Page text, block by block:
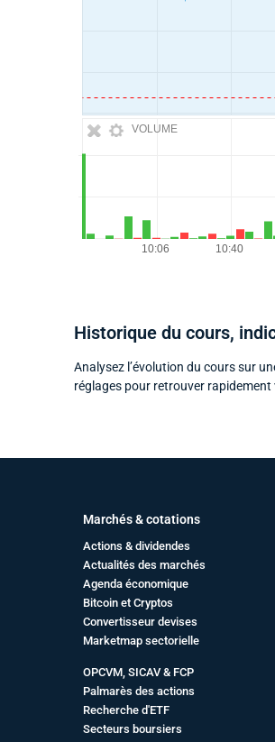
VOLUME
Historique du cours,
Analysez l’évolution du cours sur
réglages pour retrouver
Marchés & cotations
Actions & dividendes
Actualités des marchés
Agenda économique
Bitcoin et Cryptos
Convertisseur devises
Marketmap sectorielle
OPCVM, SICAV & FCP
Palmarès des actions
Recherche d'ETF
Secteurs boursiers